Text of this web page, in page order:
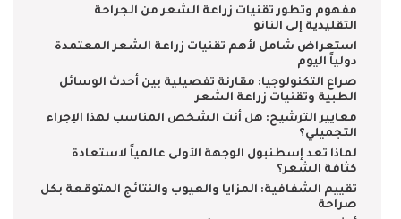
مفهوم وتطور تقنيات زراعة الشعر من الجراحة
التقليدية إلى النانو
استعراض شامل لأهم تقنيات زراعة الشعر المعتمدة
دولياً اليوم
صراع التكنولوجيا: مقارنة تفصيلية بين أحدث الوسائل
الطبية وتقنيات زراعة الشعر
معايير الترشيح: هل أنت الشخص المناسب لهذا الإجراء
التجميلي؟
لماذا تعد إسطنبول الوجهة الأولى عالمياً لاستعادة
كثافة الشعر؟
تقييم الشفافية: المزايا والعيوب والنتائج المتوقعة بكل
صراحة